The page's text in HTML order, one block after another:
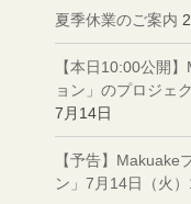
夏季休業のご案内
【本日10:00公開
ョン」のプロジェ
7月14日
【予告】Makuake
ン」7月14日（火）